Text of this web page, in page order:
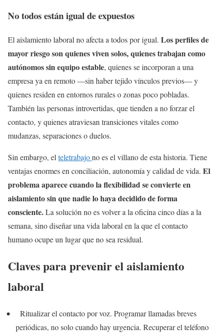
No todos están igual de expuestos
El aislamiento laboral no afecta a todos por igual. Los perfiles de
mayor riesgo son quienes viven solos, quienes trabajan como
autónomos sin equipo estable, quienes se incorporan a una
empresa ya en remoto —sin haber tejido vínculos previos— y
quienes residen en entornos rurales o zonas poco pobladas.
También las personas introvertidas, que tienden a no forzar el
contacto, y quienes atraviesan transiciones vitales como
mudanzas, separaciones o duelos.
Sin embargo, el teletrabajono es el villano de esta historia. Tiene
ventajas enormes en conciliación, autonomía y calidad de vida. El
problema aparece cuando la flexibilidad se convierte en
aislamiento sin que nadie lo haya decidido de forma
consciente.La solución no es volver a la oficina cinco días a la
semana, sino diseñar una vida laboral en la que el contacto
humano ocupe un lugar que no sea residual.
Claves para prevenir el aislamiento
laboral
Ritualizar el contacto por voz. Programar llamadas breves
periódicas, no solo cuando hay urgencia. Recuperar el teléfono